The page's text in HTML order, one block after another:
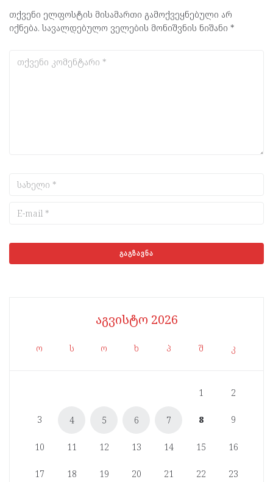
თქვენი ელფოსტის მისამართი გამოქვეყნებული არ
იქნება. სავალდებულო ველების მონიშვნის ნიშანი *
აგვისტო 2026
ო ს ო ხ პ შ კ
1 2
3 4 5 6 7 8 9
10 11 12 13 14 15 16
17 18 19 20 21 22 23